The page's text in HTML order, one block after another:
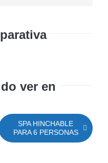
ver en
SPA HINCHABLE
PARA 6 PERSONAS